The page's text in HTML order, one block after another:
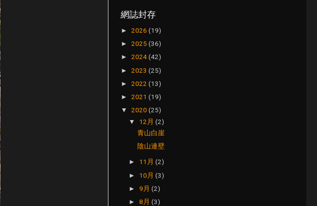
網誌封存
► 2026 (19)
► 2025 (36)
► 2024(42)
► 2023 (25)
► 2022 (13)
► 2021 (19)
▼ 2020 (25)
▼ 12月(2)
青山白崖
陰山連壁
► 11月(2)
► 10月(3)
►9月(2)
►8月(3)